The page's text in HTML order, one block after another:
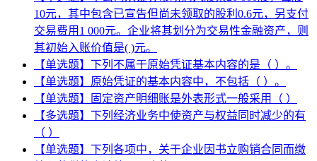
10元，其中包含已宣告但尚未领取的股利0.6元，另支付
交易费用1 000元。企业将其划分为交易性金融资产，则
其初始入账价值是( )元。
【单选题】下列不属于原始凭证基本内容的是（ ）。
【单选题】原始凭证的基本内容中，不包括（ ）。
【单选题】固定资产明细账是外表形式一般采用（ ）
【多选题】下列经济业务中使资产与权益同时减少的有
（ ）
【单选题】下列各项中，关于企业因书立购销合同而缴